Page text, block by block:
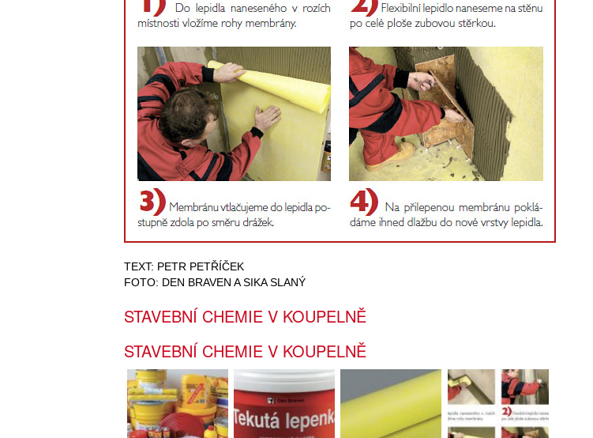
TEXT: PETR PETŘÍČEK
FOTO: DEN BRAVEN A SIKA SLANÝ
STAVEBNÍ CHEMIE V KOUPELNĚ
STAVEBNÍ CHEMIE V KOUPELNĚ